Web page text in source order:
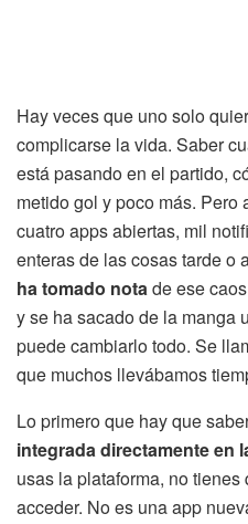
Hay veces que uno solo
complicarse la vida. Saber
está pasando en el partido,
metido gol y poco más. Pero
cuatro apps abiertas, mil
enteras de las cosas tarde o
ha tomado notade ese
y se ha sacado de la manga
puede cambiarlo todo. Se
que muchos llevábamos
Lo primero que hay que
integrada directamente en
usas la plataforma, no
acceder. No es una app